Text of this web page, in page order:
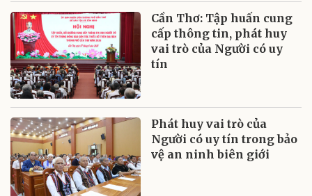
Cần Thơ: Tập huấn cung
cấp thông tin, phát huy
vai trò của Người có uy
tín
Phát huy vai trò của
Người có uy tín trong bảo
vệ an ninh biên giới